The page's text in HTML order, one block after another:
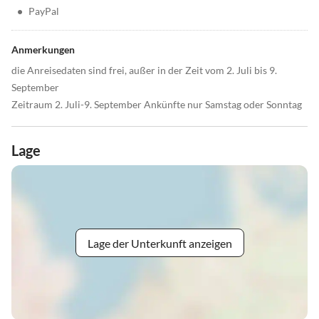
• PayPal
Anmerkungen
die Anreisedaten sind frei, außer in der Zeit vom 2. Juli bis 9.
September
Zeitraum 2. Juli-9. September Ankünfte nur Samstag oder Sonntag
Lage
Lage der Unterkunft anzeigen